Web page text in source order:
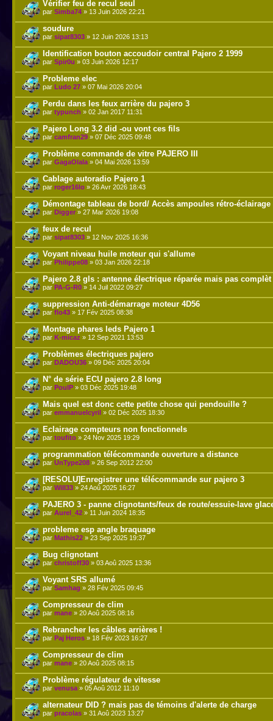
Vérifier feu de recul seul
par Simba74 » 13 Juin 2026 22:21
soudure
par sipat8303 » 12 Juin 2026 13:13
Identification bouton accoudoir central Pajero 2 1999
par Spir0u » 03 Juin 2026 12:17
Probleme elec
par Ludo 27 » 07 Mai 2026 20:04
Perdu dans les feux arrière du pajero 3
par typunch » 02 Jan 2017 11:31
Pajero Long 3.2 did -ou vont ces fils
par camfran29 » 07 Déc 2025 09:48
Problème commande de vitre PAJERO III
par GagaOlala » 04 Mai 2026 13:59
Cablage autoradio Pajero 1
par roger16lo » 26 Avr 2026 18:43
Démontage tableau de bord/ Accès ampoules rétro-éclairage
par Digger » 27 Mar 2026 19:08
feux de recul
par sipat8303 » 12 Nov 2025 16:36
Voyant niveau huile moteur qui s'allume
par Philippe08 » 03 Jan 2026 22:18
Pajero 2.8 gls : antenne électrique réparée mais pas complèt
par PA-G-R0 » 14 Juil 2022 09:27
suppression Anti-démarrage moteur 4D56
par flo43 » 17 Fév 2025 08:38
Montage phares leds Pajero 1
par K-micaz » 12 Sep 2021 13:53
Problèmes électriques pajero
par DADOU36 » 09 Déc 2025 20:04
N° de série ECU pajero 2.8 long
par PoulP » 03 Déc 2025 19:48
Mais quel est donc cette petite chose qui pendouille ?
par emmanuelcyril » 02 Déc 2025 18:30
Eclairage compteurs non fonctionnels
par toufito » 24 Nov 2025 19:29
programmation télécommande ouverture a distance
par UnType208 » 26 Sep 2012 22:00
[RESOLU]Enregistrer une télécommande sur pajero 3
par Will33 » 24 Aoû 2025 16:27
PAJERO 3 - panne clignotants/feux de route/essuie-lave
par Aurel_42 » 11 Juin 2024 18:35
probleme esp angle braquage
par Mathis22 » 23 Sep 2025 19:37
Bug clignotant
par christoff30 » 03 Aoû 2025 13:36
Voyant SRS allumé
par Samhag » 28 Fév 2025 09:45
Compresseur de clim
par mane » 20 Aoû 2025 08:16
Rebrancher les câbles arrières !
par Paj Heros » 18 Fév 2023 16:27
Compresseur de clim
par mane » 20 Aoû 2025 08:15
Problème régulateur de vitesse
par venusa » 05 Aoû 2012 11:10
alternateur DID ? mais pas de témoins d'alerte de charge
par pracolas » 31 Aoû 2023 13:27